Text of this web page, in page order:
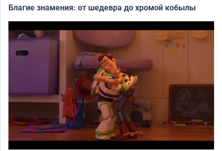
Благие знамения: от шедевра до хромой кобылы